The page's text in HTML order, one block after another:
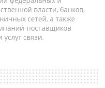
власти, банков,
сетей, а также
поставщиков
связи.